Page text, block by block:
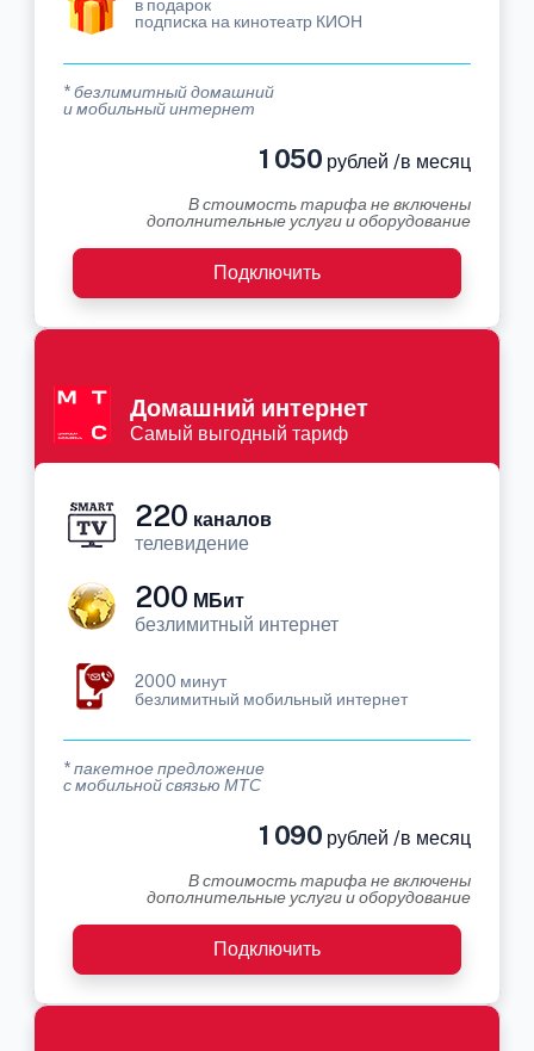
в подарок
подписка на кинотеатр КИОН
* безлимитный домашний
и мобильный интернет
1 050 рублей /в месяц
В стоимость тарифа не включены
дополнительные услуги и оборудование
Подключить
Домашний интернет
Самый выгодный тариф
220 каналов
телевидение
200 МБит
безлимитный интернет
2000 минут
безлимитный мобильный интернет
* пакетное предложение
с мобильной связью МТС
1 090 рублей /в месяц
В стоимость тарифа не включены
дополнительные услуги и оборудование
Подключить